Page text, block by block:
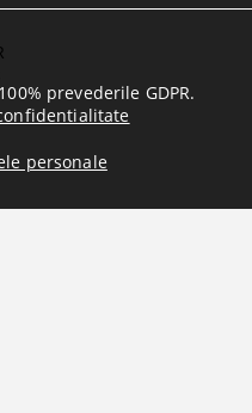
prevederile GDPR.
personale